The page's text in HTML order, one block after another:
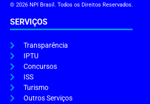
© 2026 NPI Brasil. Todos os Direitos Reservados.
SERVIÇOS
Transparência
IPTU
Concursos
ISS
Turismo
Outros Serviços